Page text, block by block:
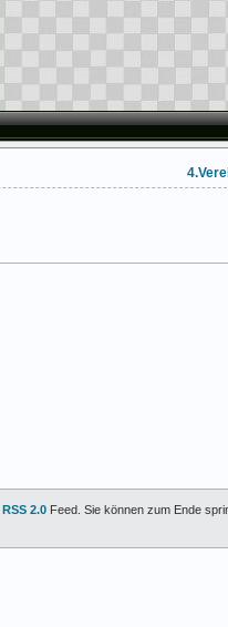
RSS 2.0 Feed. Sie können zum Ende